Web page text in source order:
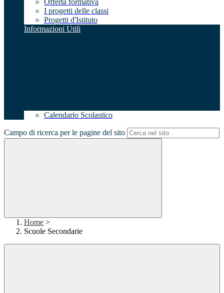
Offerta formativa
I progetti delle classi
Progetti d'Istituto
Informazioni Utili
Calendario Scolastico
Campo di ricerca per le pagine del sito
Home >
Scuole Secondarie